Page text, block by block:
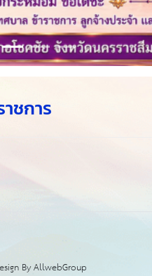
ชการ
ByAllwebGroup